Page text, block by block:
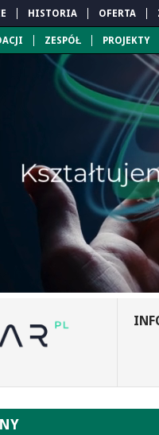
HISTORIA OFERTA
ZESPÓŁ PROJEKTY